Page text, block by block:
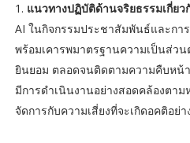
1. แนวทางปฏิบัติด้านจริยธรรมเกี่ยว
AI ในกิจกรรมประชาสัมพันธ์และกา
พร้อมเคารพมาตรฐานความเป็นส่ว
ยินยอม ตลอดจนติดตามความคืบหน้า
มีการดำเนินงานอย่างสอดคล้องตา
จัดการกับความเสี่ยงที่จะเกิดอคติอย่า